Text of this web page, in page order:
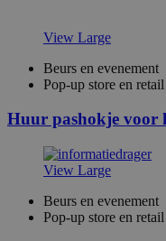
View Large
Beurs en evenement
Pop-up store en retail
Huur pashokje voor
View Large
Beurs en evenement
Pop-up store en retail